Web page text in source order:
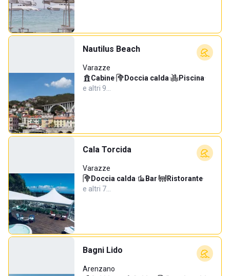
Nautilus Beach
Varazze
Cabine· Doccia calda· Piscina·
e altri 9…
Cala Torcida
Varazze
Doccia calda· Bar· Ristorante·
e altri 7…
Bagni Lido
Arenzano